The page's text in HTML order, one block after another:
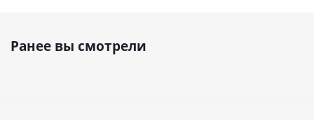
Ранее вы смотрели